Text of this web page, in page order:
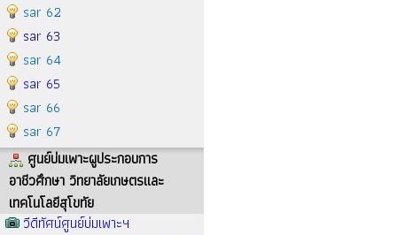
sar 62
sar 63
sar 64
sar 65
sar 66
sar 67
ศูนย์บ่มเพาะผูประกอบการ
อาชีวศึกษา วิทยาลัยเกษตรและ
เทคโนโลยีสุโขทัย
วีดีทัศน์ศูนย์บ่มเพาะฯ